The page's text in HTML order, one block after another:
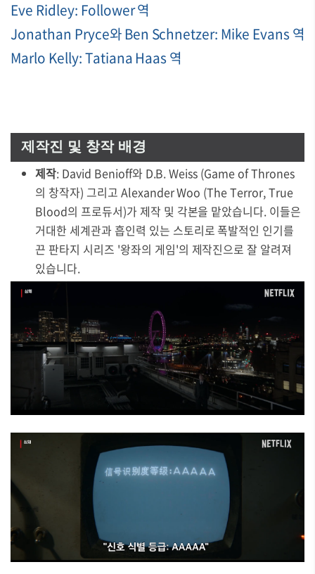
Eve Ridley: Follower 역
Jonathan Pryce와 Ben Schnetzer: Mike Evans 역
Marlo Kelly: Tatiana Haas 역
제작진 및 창작 배경
제작: David Benioff와 D.B. Weiss (Game of Thrones
의 창작자) 그리고 Alexander Woo (The Terror, True
Blood의 프로듀서)가 제작 및 각본을 맡았습니다. 이들은
거대한 세계관과 흡인력 있는 스토리로 폭발적인 인기를
끈 판타지 시리즈 '왕좌의 게임'의 제작진으로 잘 알려져
있습니다.